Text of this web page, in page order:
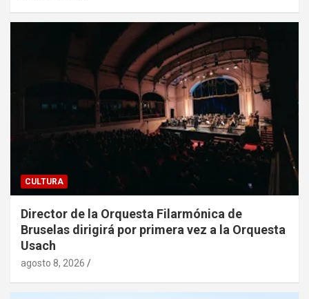
CULTURA
Director de la Orquesta Filarmónica de
Bruselas dirigirá por primera vez a la Orquesta
Usach
agosto 8, 2026